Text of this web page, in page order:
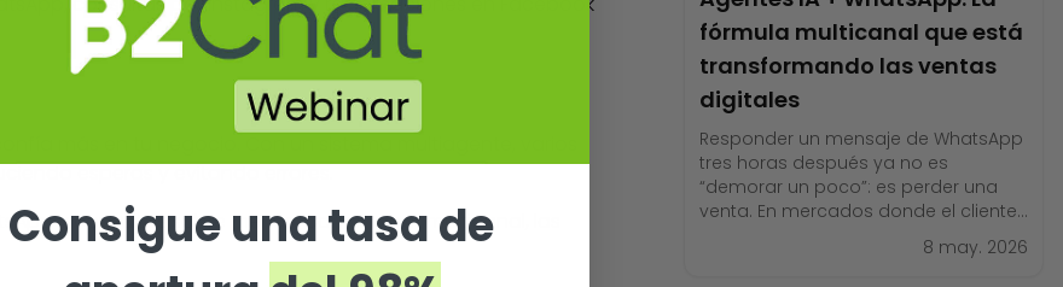
más en tu negocio. Con un sistema multiagente, varios
esperas y evitando errores.
y consultas sobre menús. Con un chat multicanal, las
fórmula multicanal que está
transformando las ventas
digitales
Responder un mensaje de WhatsApp
tres horas después ya no es
“demorar un poco”: es perder una
venta. En mercados donde el cliente
compara opciones desde el móvil y
espera respuestas en minutos, la
8 may. 2026
Consigue una tasa de